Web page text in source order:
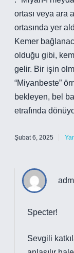
ortası veya ara
ortasında yer
Kemer
olduğu gibi,
gelir. Bir işin
“Miyanbeste”
bekleyen, bel
etrafında
Şubat 6, 2025
Specter!
Sevgili